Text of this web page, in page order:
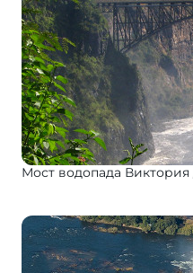
Мост водопада Виктория